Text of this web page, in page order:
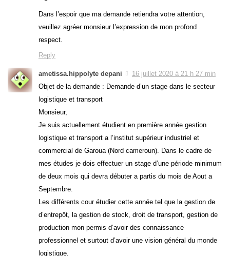
Dans l’espoir que ma demande retiendra votre attention,
veuillez agréer monsieur l’expression de mon profond
respect.
Reply
ametissa.hippolyte depani
16 juillet 2020 à 21 h 27 min
Objet de la demande : Demande d’un stage dans le secteur
logistique et transport
Monsieur,
Je suis actuellement étudient en première année gestion
logistique et transport a l’institut supérieur industriel et
commercial de Garoua (Nord cameroun). Dans le cadre de
mes études je dois effectuer un stage d’une période minimum
de deux mois qui devra débuter a partis du mois de Aout a
Septembre.
Les différents cour étudier cette année tel que la gestion de
d’entrepôt, la gestion de stock, droit de transport, gestion de
production mon permis d’avoir des connaissance
professionnel et surtout d’avoir une vision général du monde
logistique.